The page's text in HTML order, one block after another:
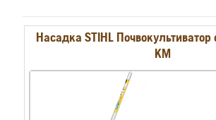
Насадка STIHL
KM